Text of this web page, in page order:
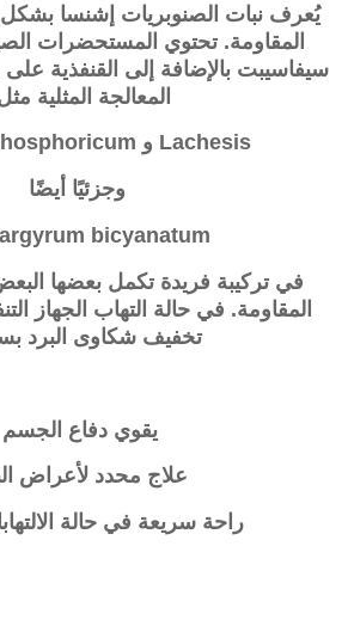
يُعرف نبات الصنوبريات إشنسا
المقاومة. تحتوي المستحضرات
سيفاسيبت بالإضافة إلى القنفذية
المعالجة المثلية
Lachesis و Kalium phosphoricum
وجزئيًا أيضًا
في تركيبة فريدة تكمل بعضها
المقاومة. في حالة التهاب الجهاز
تخفيف شكاوى البرد
يقوي دفاع الجسم
علاج محدد لأعراض
راحة سريعة في حالة